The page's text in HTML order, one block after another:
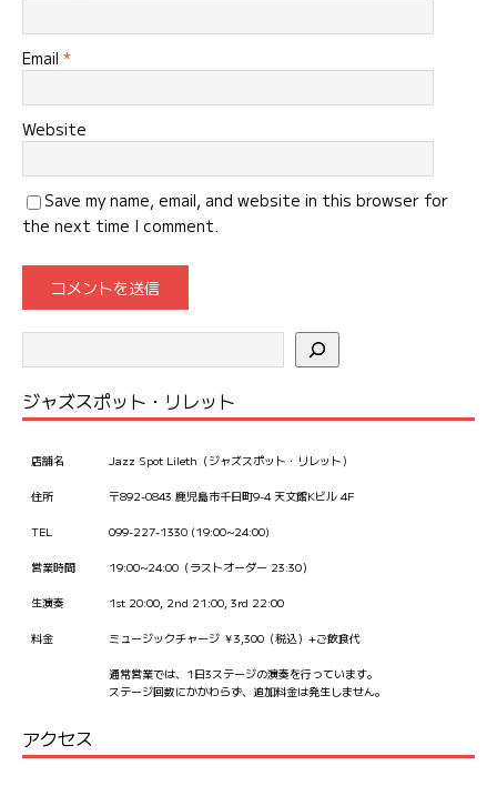
Email *
Website
Save my name, email, and website in this browser for
the next time I comment.
ジャズスポット・リレット
店舗名 Jazz Spot Lileth（ジャズスポット・リレット）
住所 〒892-0843 鹿児島市千日町9-4 天文館Kビル 4F
TEL 099-227-1330 (19:00~24:00)
営業時間 19:00~24:00（ラストオーダー 23:30）
生演奏 1st 20:00, 2nd 21:00, 3rd 22:00
料金 ミュージックチャージ ￥3,300（税込）+ご飲食代
通常営業では、1日3ステージの演奏を行っています。
ステージ回数にかかわらず、追加料金は発生しません。
アクセス